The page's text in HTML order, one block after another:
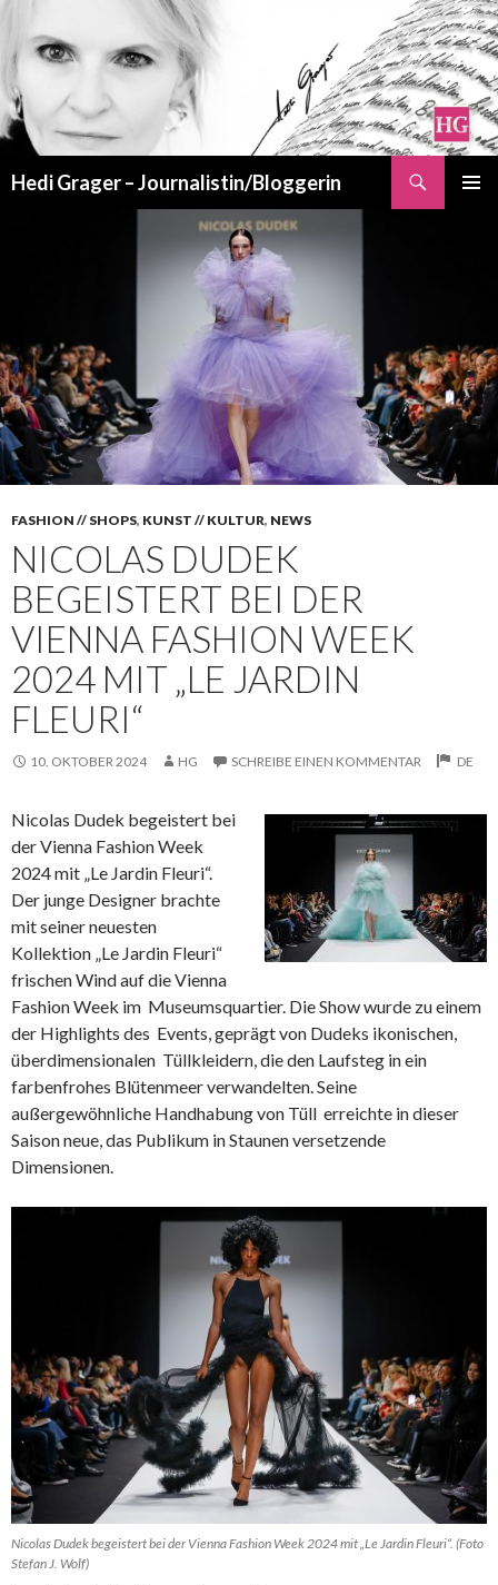
Hedi Grager – Journalistin/Bloggerin
FASHION // SHOPS, KUNST // KULTUR, NEWS
NICOLAS DUDEK
BEGEISTERT BEI DER
VIENNA FASHION WEEK
2024 MIT „LE JARDIN
FLEURI“
10. OKTOBER 2024 HG SCHREIBE EINEN KOMMENTAR DE
Nicolas Dudek begeistert bei
der Vienna Fashion Week
2024 mit „Le Jardin Fleuri“.
Der junge Designer brachte
mit seiner neuesten
Kollektion „Le Jardin Fleuri“
frischen Wind auf die Vienna
Fashion Week im Museumsquartier. Die Show wurde zu einem
der Highlights des Events, geprägt von Dudeks ikonischen,
überdimensionalen Tüllkleidern, die den Laufsteg in ein
farbenfrohes Blütenmeer verwandelten. Seine
außergewöhnliche Handhabung von Tüll erreichte in dieser
Saison neue, das Publikum in Staunen versetzende
Dimensionen.
Nicolas Dudek begeistert bei der Vienna Fashion Week 2024 mit „Le Jardin Fleuri“. (Foto
Stefan J. Wolf)